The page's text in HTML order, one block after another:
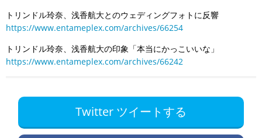
トリンドル玲奈、浅香航大とのウェディングフォトに反響
https://www.entameplex.com/archives/66254
トリンドル玲奈、浅香航大の印象「本当にかっこいいな」
https://www.entameplex.com/archives/66242
Twitter ツイートする